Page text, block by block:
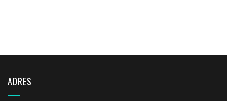
ADRES